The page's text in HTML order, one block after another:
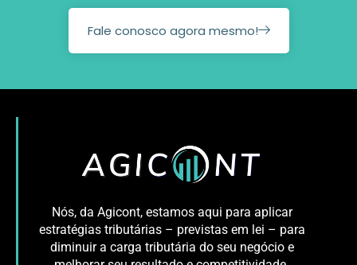
Fale conosco agora mesmo!
Nós, da Agicont, estamos aqui para aplicar
estratégias tributárias – previstas em lei – para
diminuir a carga tributária do seu negócio e